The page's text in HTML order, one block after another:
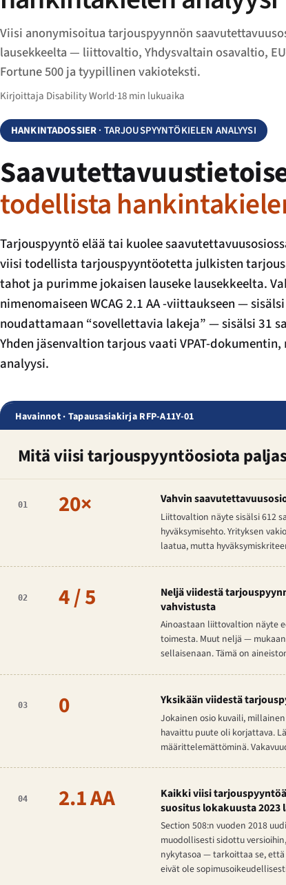
Viisi anonymisoitua tarjouspyynnön
lausekkeelta — liittovaltio, Yhdysvaltain osavaltio,
Fortune 500 ja tyypillinen vakioteksti.
Kirjoittaja Disability World·18 min lukuaika
HANKINTADOSSIER· TARJOUSPYYNTÖKIELEN ANALYYSI
todellista
Tarjouspyyntö elää tai kuolee
viisi todellista tarjouspyyntöotetta julkisten
tahot ja purimme jokaisen lauseke lausekkeelta.
nimenomaiseen WCAG 2.1 AA -viittaukseen —
noudattamaan “sovellettavia lakeja” — sisälsi 31
Yhden jäsenvaltion tarjous vaati VPAT-
analyysi.
Havainnot · Tapausasiakirja RFP-A11Y-01
Mitä viisi tarjouspyyntöosiota
01 20× Vahvin
Liittovaltion näyte sisälsi 612
hyväksymisehto. Yrityksen
laatua, mutta
02 4 / 5
Neljä viidestä
vahvistusta
Ainoastaan liittovaltion näyte
toimesta. Muut neljä —
sellaisenaan. Tämä on
03 0 Yksikään viidestä
Jokainen osio kuvaili,
havaittu puute oli korjattava.
määrittelemättöminä.
04 2.1 AA
Kaikki viisi tarjouspyyntöä
suositus lokakuusta 2023
Section 508:n vuoden 2018
muodollisesti sidottu
nykytasoa — tarkoittaa se,
eivät ole